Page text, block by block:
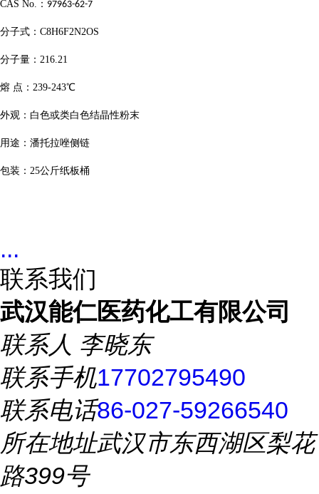
CAS No. ： 97963-62-7
分子式： C8H6F2N2OS
分子量： 216.21
熔 点： 239-243℃
外观：白色或类白色结晶性粉末
用途：潘托拉唑侧链
包装： 25公斤纸板桶
...
联系我们
武汉能仁医药化工有限公司
联系人 李晓东
联系手机17702795490
联系电话86-027-59266540
所在地址武汉市东西湖区梨花
路399号